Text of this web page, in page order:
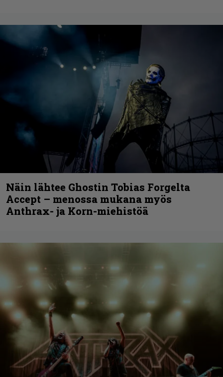
Näin lähtee Ghostin Tobias Forgelta
Accept – menossa mukana myös
Anthrax- ja Korn-miehistöä